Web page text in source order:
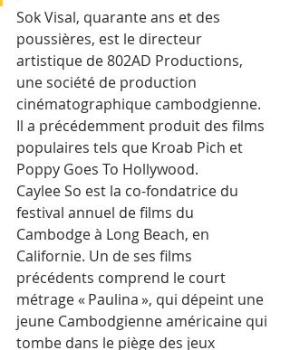
Sok Visal, quarante ans et des
poussières, est le directeur
artistique de 802AD Productions,
une société de production
cinématographique cambodgienne.
Il a précédemment produit des films
populaires tels que Kroab Pich et
Poppy Goes To Hollywood.
Caylee So est la co-fondatrice du
festival annuel de films du
Cambodge à Long Beach, en
Californie. Un de ses films
précédents comprend le court
métrage « Paulina », qui dépeint une
jeune Cambodgienne américaine qui
tombe dans le piège des jeux